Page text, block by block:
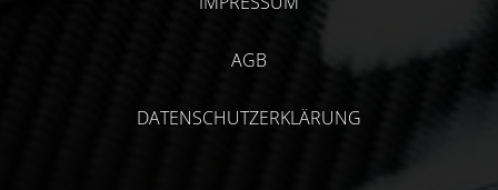
AGB
DATENSCHUTZERKLÄRUNG